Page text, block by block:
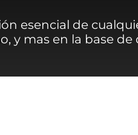
esencial de
y mas en la base